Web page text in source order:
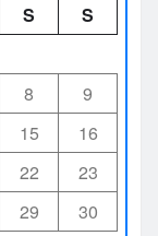
S
S
8
9
15
16
22
23
29
30